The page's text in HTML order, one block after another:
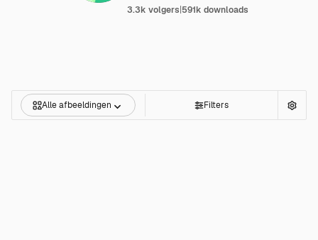
3.3k volgers|591k downloads
Alle afbeeldingen Filters